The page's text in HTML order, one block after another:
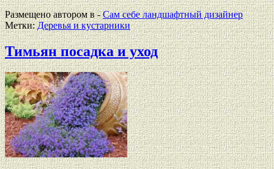
Размещено автором в -Сам себе ландшафтный дизайнер
Метки:Деревья и кустарники
Тимьян посадка и уход